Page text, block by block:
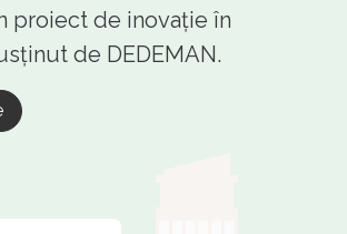
proiect de inovație în
de DEDEMAN.